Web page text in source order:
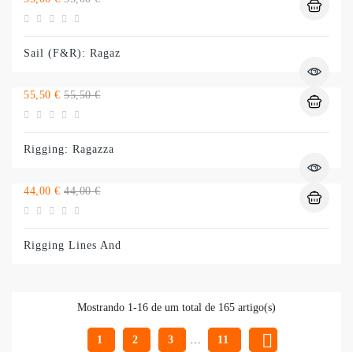
normal
Sail (F&R): Ragaz
Preço
55,50 € Preço
normal
55,50 €
Rigging: Ragazza
Preço
44,00 € Preço
normal
44,00 €
Rigging Lines And
Mostrando 1-16 de um total de 165 artigo(s)
1 2 3 … 11 